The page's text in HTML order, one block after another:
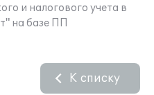
и налогового учета в
на базе ПП
К списку